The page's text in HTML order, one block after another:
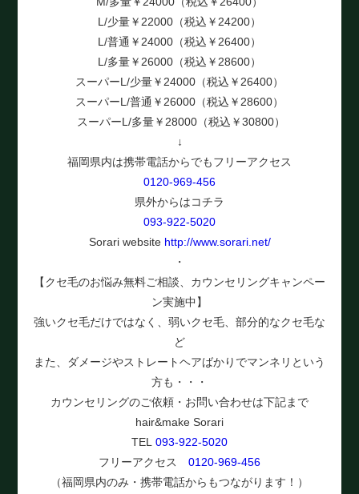
L/少量￥22000（税込￥24200）
L/普通￥24000（税込￥26400）
L/多量￥26000（税込￥28600）
スーパーL/少量￥24000（税込￥26400）
スーパーL/普通￥26000（税込￥28600）
スーパーL/多量￥28000（税込￥30800）
↓
福岡県内は携帯電話からでもフリーアクセス
0120-969-456
県外からはコチラ
093-922-5020
Sorari website http://www.sorari.net/
・
【クセ毛のお悩み無料ご相談、カウンセリングキャンペー
ン実施中】
強いクセ毛だけではなく、弱いクセ毛、部分的なクセ毛な
ど
また、ダメージやストレートヘアばかりでマンネリという
方も・・・
カウンセリングのご依頼・お問い合わせは下記まで
hair&make Sorari
TEL 093-922-5020
フリーアクセス 0120-969-456
（福岡県内のみ・携帯電話からもつながります！）